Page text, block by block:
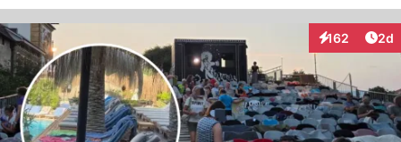
162
Interaktionen
2d